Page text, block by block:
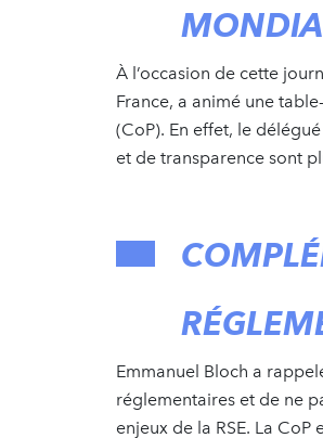
À l’occasion de cette
France, a animé une
(CoP). En effet, le
et de transparence sont
Emmanuel Bloch a
réglementaires et de ne
enjeux de la RSE. La